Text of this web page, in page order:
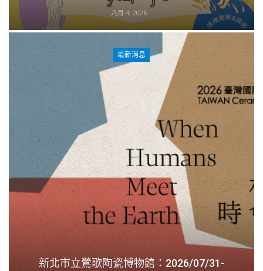
八月 4, 2026
最新消息
新北市立鶯歌陶瓷博物館：2026/07/31-